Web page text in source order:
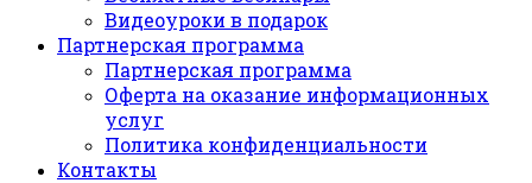
Видеоуроки в подарок
Партнерская программа
Партнерская программа
Оферта на оказание информационных
услуг
Политика конфиденциальности
Контакты